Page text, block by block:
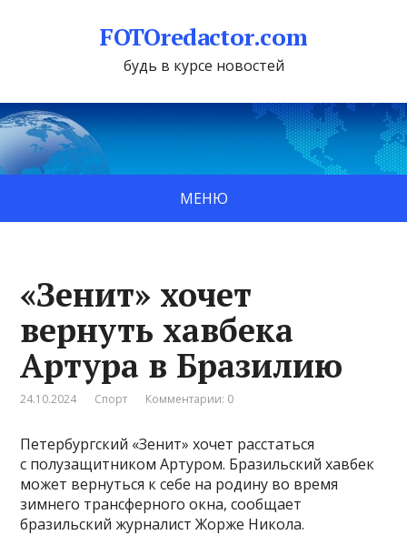
FOTOredactor.com
будь в курсе новостей
МЕНЮ
«Зенит» хочет
вернуть хавбека
Артура в Бразилию
24.10.2024 Спорт Комментарии: 0
Петербургский «Зенит» хочет расстаться
с полузащитником Артуром. Бразильский хавбек
может вернуться к себе на родину во время
зимнего трансферного окна, сообщает
бразильский журналист Жорже Никола.